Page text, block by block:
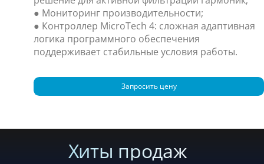
● Мониторинг производительности;
● Контроллер MicroTech 4: сложная адаптивная
логика программного обеспечения
поддерживает стабильные условия работы.
Запросить цену
Хиты продаж